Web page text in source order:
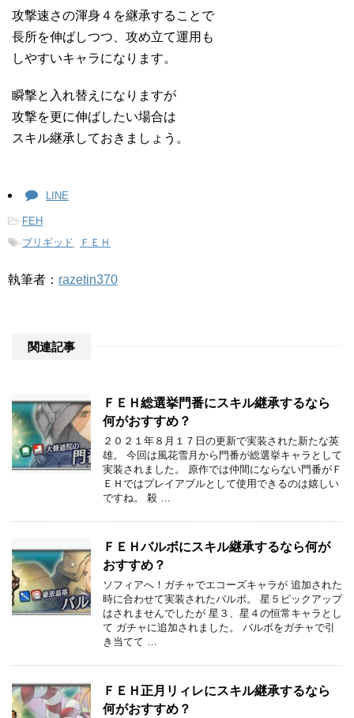
攻撃速さの渾身４を継承することで
長所を伸ばしつつ、攻め立て運用も
しやすいキャラになります。
瞬撃と入れ替えになりますが
攻撃を更に伸ばしたい場合は
スキル継承しておきましょう。
LINE
-FEH
-ブリギッド ＦＥＨ
執筆者： razetin370
関連記事
ＦＥＨ総選挙門番にスキル継承するなら
何がおすすめ？
２０２１年８月１７日の更新で実装された新たな英
雄。 今回は風花雪月から門番が総選挙キャラとして
実装されました。 原作では仲間にならない門番がＦ
ＥＨではプレイアブルとして使用できるのは嬉しい
ですね。 殺 …
ＦＥＨバルボにスキル継承するなら何が
おすすめ？
ソフィアへ！ガチャでエコーズキャラが 追加された
時に合わせて実装されたバルボ。 星５ピックアップ
はされませんでしたが 星３、星４の恒常キャラとし
て ガチャに追加されました。 バルボをガチャで引
き当てて …
ＦＥＨ正月リィレにスキル継承するなら
何がおすすめ？